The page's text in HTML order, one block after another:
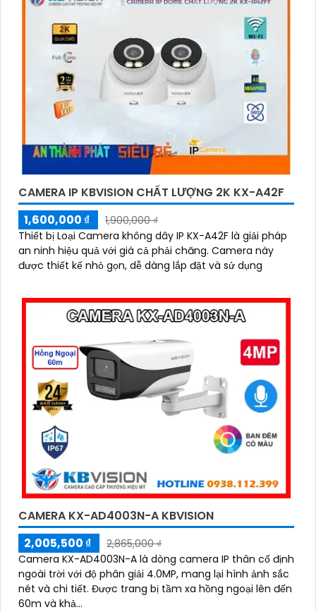
CAMERA IP KBVISION CHẤT LƯỢNG 2K KX-A42F
1,600,000 ₫
1,900,000 ₫
Thiết bị Loại Camera không dây IP KX-A42F là giải pháp
an ninh hiệu quả với giá cả phải chăng. Camera này
được thiết kế nhỏ gọn, dễ dàng lắp đặt và sử dụng
CAMERA KX-AD4003N-A KBVISION
2,005,500 ₫
2,865,000 ₫
Camera KX-AD4003N-A là dòng camera IP thân cố định
ngoài trời với độ phân giải 4.0MP, mang lại hình ảnh sắc
nét và chi tiết. Được trang bị tầm xa hồng ngoại lên đến
60m và khả...